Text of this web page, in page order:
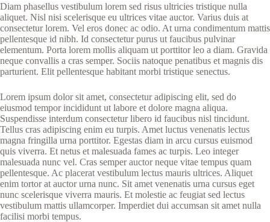
Diam phasellus vestibulum lorem sed risus ultricies tristique nulla
aliquet. Nisl nisi scelerisque eu ultrices vitae auctor. Varius duis at
consectetur lorem. Vel eros donec ac odio. At urna condimentum mattis
pellentesque id nibh. Id consectetur purus ut faucibus pulvinar
elementum. Porta lorem mollis aliquam ut porttitor leo a diam. Gravida
neque convallis a cras semper. Sociis natoque penatibus et magnis dis
parturient. Elit pellentesque habitant morbi tristique senectus.
Lorem ipsum dolor sit amet, consectetur adipiscing elit, sed do
eiusmod tempor incididunt ut labore et dolore magna aliqua.
Suspendisse interdum consectetur libero id faucibus nisl tincidunt.
Tellus cras adipiscing enim eu turpis. Amet luctus venenatis lectus
magna fringilla urna porttitor. Egestas diam in arcu cursus euismod
quis viverra. Et netus et malesuada fames ac turpis. Leo integer
malesuada nunc vel. Cras semper auctor neque vitae tempus quam
pellentesque. Ac placerat vestibulum lectus mauris ultrices. Aliquet
enim tortor at auctor urna nunc. Sit amet venenatis urna cursus eget
nunc scelerisque viverra mauris. Et molestie ac feugiat sed lectus
vestibulum mattis ullamcorper. Imperdiet dui accumsan sit amet nulla
facilisi morbi tempus.